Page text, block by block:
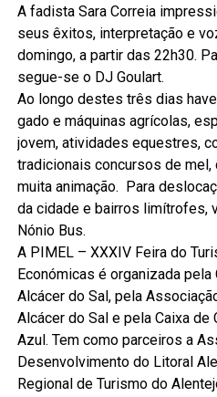
A fadista Sara Correia
seus êxitos, interpretação e
domingo, a partir das 22h30.
segue-se o DJ Goulart.
Ao longo destes três dias
gado e máquinas agrícolas,
jovem, atividades equestres,
tradicionais concursos de
muita animação. Para
da cidade e bairros limítrofes,
Nónio Bus.
A PIMEL – XXXIV Feira do
Económicas é organizada pela
Alcácer do Sal, pela
Alcácer do Sal e pela Caixa
Azul. Tem como parceiros a
Desenvolvimento do Litoral
Regional de Turismo do